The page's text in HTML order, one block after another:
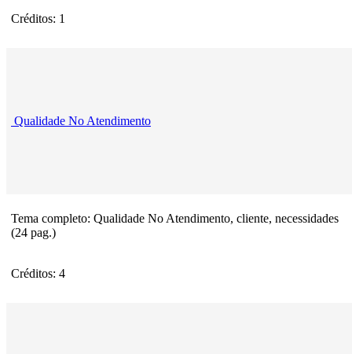
Créditos: 1
Qualidade No Atendimento
Tema completo: Qualidade No Atendimento, cliente, necessidades
(24 pag.)
Créditos: 4